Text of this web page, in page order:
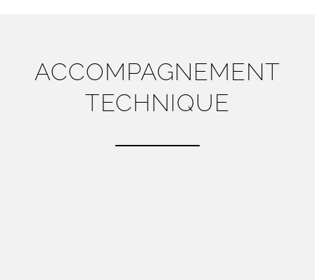
ACCOMPAGNEMENT
TECHNIQUE